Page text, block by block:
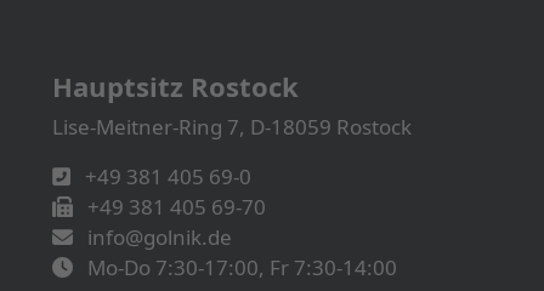
Hauptsitz Rostock
Lise-Meitner-Ring 7, D-18059 Rostock
+49 381 405 69-0
+49 381 405 69-70
info@golnik.de
Mo-Do 7:30-17:00, Fr 7:30-14:00